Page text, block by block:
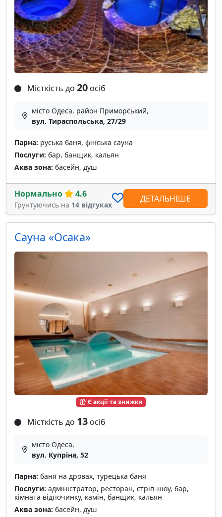
Місткість до 20 осіб
місто Одеса, район Приморський,
вул. Тираспольська, 27/29
Парна: руська баня, фінська сауна
Послуги: бар, банщик, кальян
Аква зона: басейн, душ
Нормально 4.6
Грунтуючись на 14 відгуках
ДЕТАЛЬНІШЕ
Є акції та знижки
Сауна «Осака»
Місткість до 13 осіб
місто Одеса,
вул. Купріна, 52
Парна: баня на дровах, турецька баня
Послуги: адміністратор, ресторан, стріп-шоу, бар,
кімната відпочинку, камін, банщик, кальян
Аква зона: басейн, душ